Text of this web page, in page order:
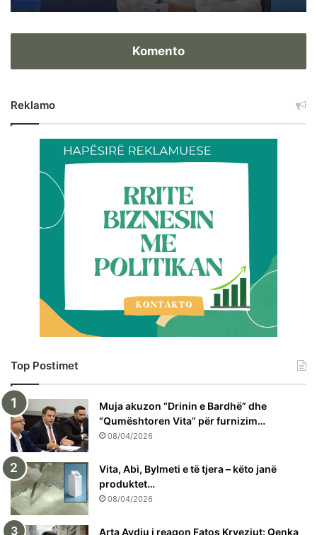
Komento
Reklamo
Top Postimet
Muja akuzon “Drinin e Bardhë” dhe
“Qumështoren Vita” për furnizim…
08/04/2026
Vita, Abi, Bylmeti e të tjera – këto janë
produktet…
08/04/2026
Arta Avdiu i reagon Fatos Kryeziut: Qenka